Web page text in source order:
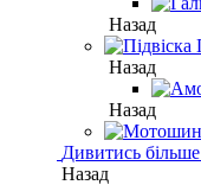
Назад
Назад
Назад
Дивитись більше
Назад